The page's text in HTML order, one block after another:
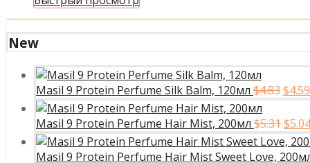
New
Masil 9 Protein Perfume Silk Balm, 120мл $4.83$4.59
Masil 9 Protein Perfume Hair Mist, 200мл $5.31
цена
$5.04
Masil 9 Protein Perfume Hair Mist Sweet Love,